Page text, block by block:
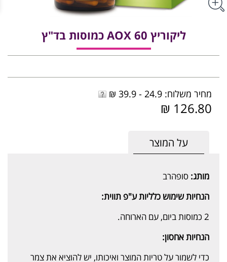
ליקוריץ 60 AOX כמוסות בד"ץ
מחיר משלוח: 24.9 - 39.9 ₪
126.80 ₪
על המוצר
מותג: סופהרב
הנחיות שימוש כלליות ע"פ תווית:
2 כמוסות ביום, עם הארוחה.
הנחיות אחסון:
כדי לשמור על טריות המוצר ואיכותו, יש להוציא את צמר